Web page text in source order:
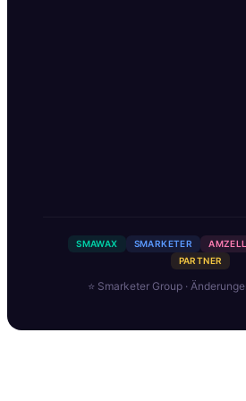
SMAWAX SMARKETER AMZELL
PARTNER
⭐ Smarketer Group ·